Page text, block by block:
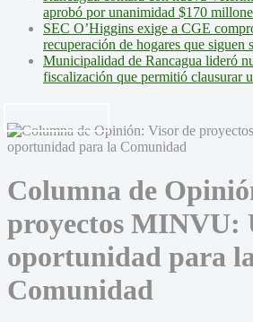
aprobó por unanimidad $170
SEC O’Higgins exige a CGE
recuperación de hogares que siguen
Municipalidad de Rancagua lideró
fiscalización que permitió clausurar
Columna de
proyectos MINVU:
oportunidad para
Comunidad